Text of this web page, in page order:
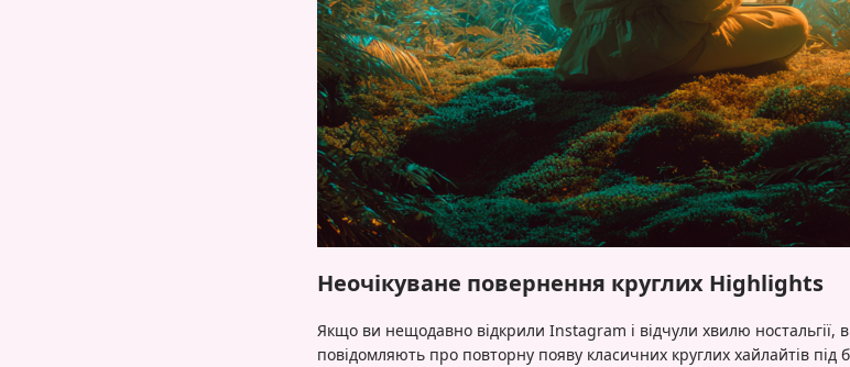
Неочікуване повернення круглих Highlights
Якщо ви нещодавно відкрили Instagram і відчули хвилю ностальгії,
повідомляють про повторну появу класичних круглих хайлайтів